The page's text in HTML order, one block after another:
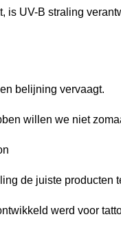
UV-B straling
belijning vervaagt.
willen we niet
de juiste producten
werd voor